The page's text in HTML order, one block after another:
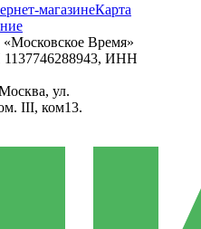
магазинеКарта
Время»
ИНН
ул.
III, ком13.